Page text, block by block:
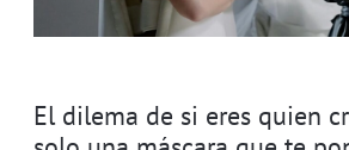
El dilema de si eres quien